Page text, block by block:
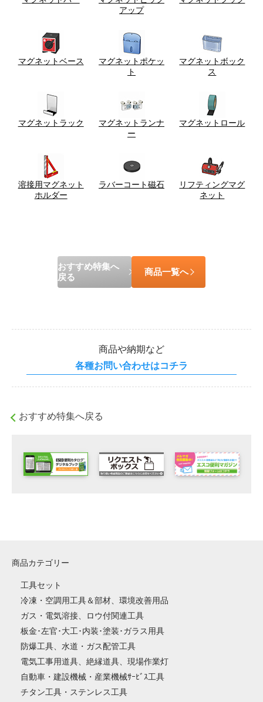
アップ
マグネットベース
マグネットポケッ
ト
マグネットボック
ス
マグネットラック
マグネットランナ
ー
マグネットロール
溶接用マグネット
ホルダー
ラバーコート磁石
リフティングマグ
ネット
おすすめ特集へ
戻る
商品一覧へ
商品や納期など
各種お問い合わせはコチラ
おすすめ特集へ戻る
商品カテゴリー
工具セット
冷凍・空調用工具＆部材、環境改善用品
ガス・電気溶接、ロウ付関連工具
板金･左官･大工･内装･塗装･ガラス用具
防爆工具、水道・ガス配管工具
電気工事用道具、絶縁道具、現場作業灯
自動車・建設機械・産業機械ｻｰﾋﾞｽ工具
チタン工具・ステンレス工具